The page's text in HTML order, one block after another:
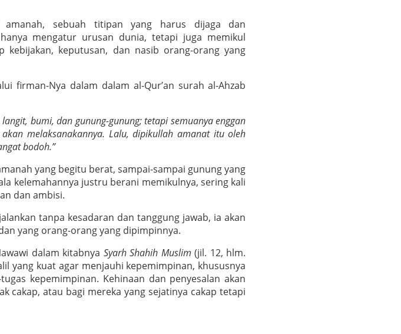
amanah, sebuah titipan yang harus dijaga dan
mengatur urusan dunia, tetapi juga memikul
keputusan, dan nasib orang-orang yang
firman-Nya dalam dalam al-Qur’an surah al-Ahzab
bumi, dan gunung-gunung; tetapi semuanya enggan
melaksanakannya. Lalu, dipikullah amanat itu oleh
bodoh.”
yang begitu berat, sampai-sampai gunung yang
kelemahannya justru berani memikulnya, sering kali
dan ambisi.
tanpa kesadaran dan tanggung jawab, ia akan
yang orang-orang yang dipimpinnya.
dalam kitabnya Syarh Shahih Muslim(jil. 12, hlm.
yang kuat agar menjauhi kepemimpinan, khususnya
kepemimpinan. Kehinaan dan penyesalan akan
cakap, atau bagi mereka yang sejatinya cakap tetapi